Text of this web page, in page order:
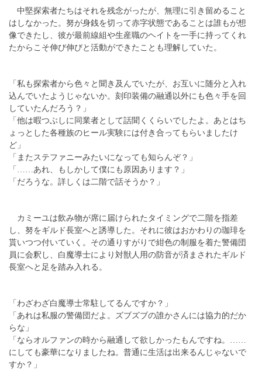
中堅探索者たちはそれを残念がったが、無理に引き留めること
はしなかった。努が身銭を切って赤字状態であることは誰もが想
像できたし、彼が最前線組や生産職のヘイトを一手に持ってくれ
たからこそ伸び伸びと活動ができたことも理解していた。
「私も探索者から色々と聞き及んでいたが、お互いに随分と入れ
込んでいたようじゃないか。刻印装備の融通以外にも色々手を回
していたんだろう？」
「他は暇つぶしに同業者として話聞くくらいでしたよ。あとはち
ょっとした各種族のヒール実験には付き合ってもらいましたけ
ど」
「またステファニーみたいになっても知らんぞ？」
「……あれ、もしかして僕にも原因あります？」
「だろうな。詳しくは二階で話そうか？」
カミーユは飲み物が席に届けられたタイミングで二階を指差
し、努をギルド長室へと誘導した。それに彼はおかわりの珈琲を
貰いつつ付いていく。その通りすがりで紺色の制服を着た警備団
員に会釈し、白魔導士により対獣人用の防音が済まされたギルド
長室へと足を踏み入れる。
「わざわざ白魔導士常駐してるんですか？」
「あれは私服の警備団だよ。ズブズブの誰かさんには協力的だか
らな」
「ならオルファンの時から融通して欲しかったもんですね。……
にしても豪華になりましたね。普通に生活は出来るんじゃないで
すか？」